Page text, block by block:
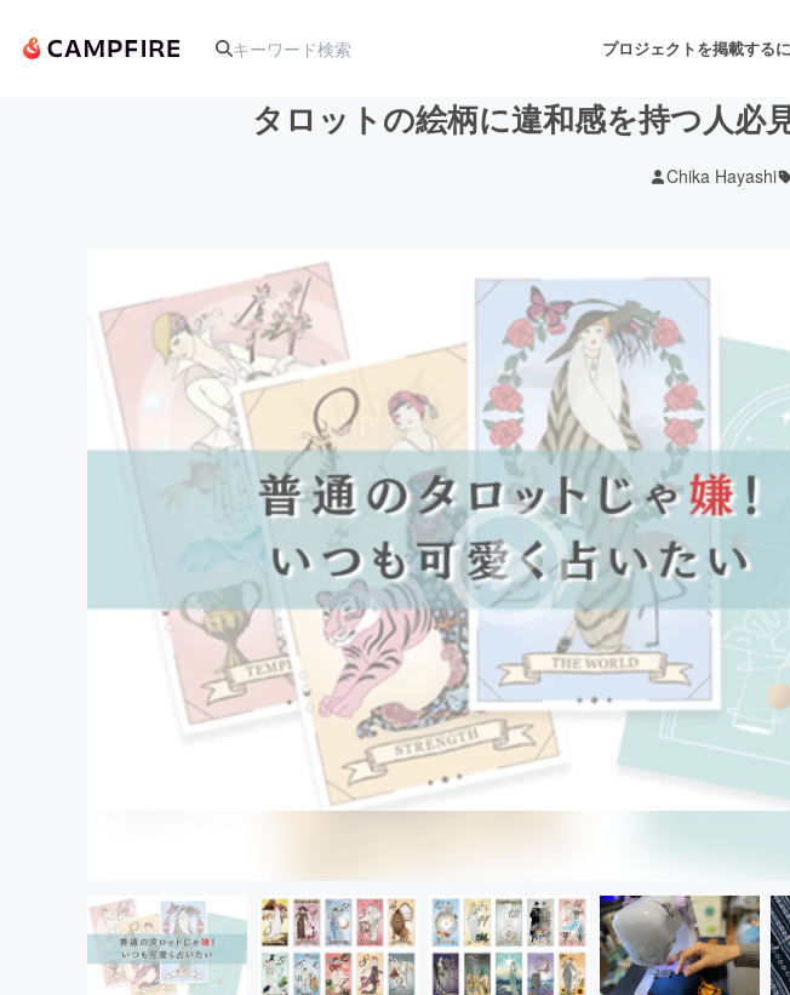
プロジェクトを掲載する
アート・写真 音楽
テクノロジー・ガジェット ゲーム・サービス開発
映像・映画 書籍・雑誌出版
ビジネス・起業 チャレンジ
まちづくり・地域活性化
CAMPFIRE for
CAMPFIREふるさと
タロットの絵柄に違和感を持つ人必
Chika Hayashi